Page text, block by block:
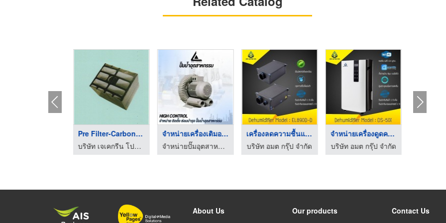
Pre Filter-Carbon Fi ...
บริษัท เจเคกรีน โปรดักส์ จำกัด
จำหน่ายเครื่องเติมอา ...
จำหน่ายปั๊มอุตสาหกรรมปทุมธานี - ไฮ คอนโทรล
เครื่องลดความชื้นแบบ ...
บริษัท อมต กรุ๊ป จำกัด
จำหน่ายเครื่องดูดควา ...
บริษัท อมต กรุ๊ป จำกัด
About Us Our products Contact Us